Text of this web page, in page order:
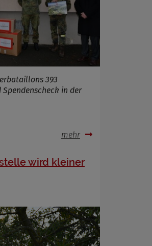
393
in der
mehr
wird kleiner